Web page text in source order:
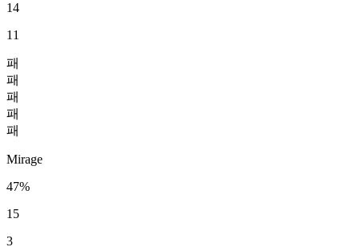
14
11
패
패
패
패
패
Mirage
47%
15
3